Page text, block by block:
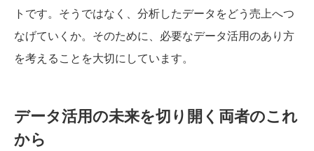
トです。そうではなく、分析したデータをどう売上へつ
なげていくか。そのために、必要なデータ活用のあり方
を考えることを大切にしています。
データ活用の未来を切り開く両者のこれ
から